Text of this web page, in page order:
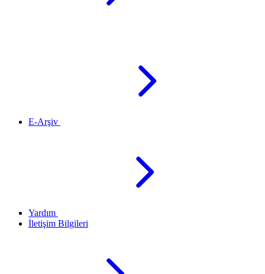
E-Arşiv
Yardım
İletişim Bilgileri